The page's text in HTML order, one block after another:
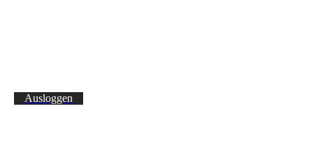
Ausloggen